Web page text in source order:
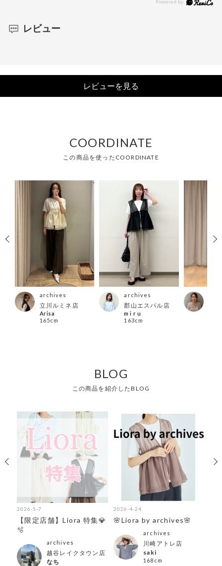
レビュー
レビューを見る
COORDINATE
この商品を使ったCOORDINATE
archives
立川ルミネ店
Arisa
165cm
archives
郡山エスパル店
m i r u
163cm
BLOG
この商品を紹介したBLOG
2026-5-7
【限定店舗】Liora 特集💎
🫧
archives
越谷レイクタウン店
なち
2026-4-24
🌸Liora by archives🌸
archives
川崎アトレ店
saki
168cm